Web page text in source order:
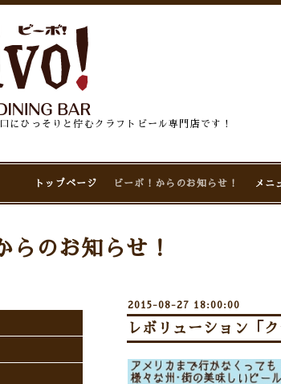
にひっそりと佇むクラフトビール専門店です！
トップページ ビーボ！からのお知らせ！ メニ
らのお知らせ！
2015-08-27 18:00:00
レボリューション「